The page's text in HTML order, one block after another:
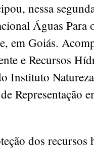
nessa
Águas Para
em Goiás.
e Recursos
Instituto
Representação
dos recursos